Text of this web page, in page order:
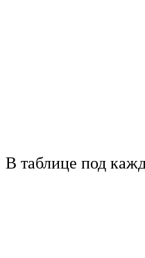
В таблице под